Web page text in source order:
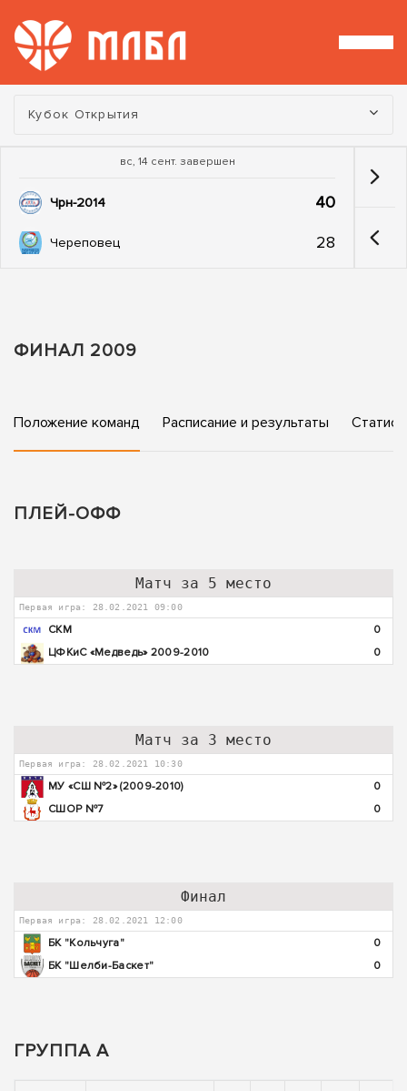
Турнир:
Кубок Открытия
вс, 14 сент. завершен
Чрн-2014 40
Череповец 28
ФИНАЛ 2009
Положение команд Расписание и результаты
ПЛЕЙ-ОФФ
Матч за 5 место
Первая игра: 28.02.2021 09:00
СКМ
0
ЦФКиС «Медведь» 2009-2010
0
Матч за 3 место
Первая игра: 28.02.2021 10:30
МУ «СШ №2» (2009-2010)
0
СШОР №7
0
Финал
Первая игра: 28.02.2021 12:00
БК "Кольчуга"
0
БК "Шелби-Баскет"
0
ГРУППА А